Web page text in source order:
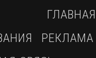
ГЛАВНАЯ
РЕКЛАМА